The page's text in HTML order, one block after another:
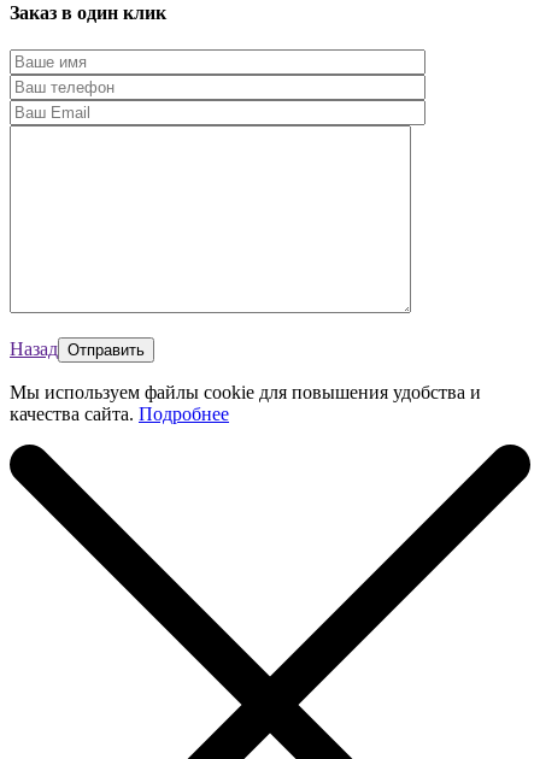
Заказ в один клик
Назад
Мы используем файлы cookie для повышения удобства и
качества сайта. Подробнее